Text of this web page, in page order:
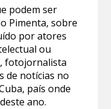
podem ser
Pimenta, sobre
por atores
ou
fotojornalista
de notícias no
país onde
ano.